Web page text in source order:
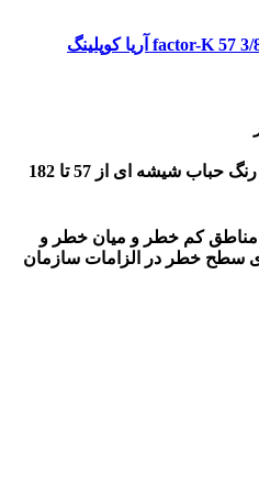
دمای عملکرد: متناسب با رنگ حباب شیشه ای از 57 تا 182
مناطق کم خطر و میان خطر و
سطح خطر در الزامات سازمان